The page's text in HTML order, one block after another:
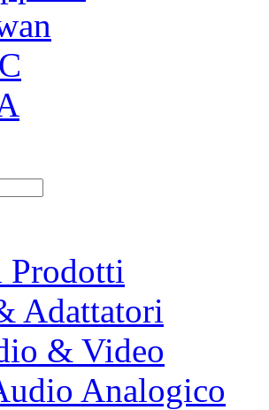
Prodotti
Adattatori
& Video
Analogico